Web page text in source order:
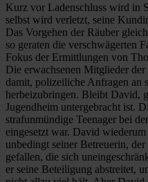
Kurz vor Ladenschluss wird in
selbst wird verletzt, seine
Das Vorgehen der Räuber
so geraten die verschwägerten
Fokus der Ermittlungen von
Die erwachsenen Mitglieder
damit, polizeiliche Anfragen an
herbeizubringen. Bleibt David,
Jugendheim untergebracht ist.
strafunmündige Teenager bei
eingesetzt war. David
unbedingt seiner Betreuerin,
gefallen, die sich
er seine Beteiligung abstreitet,